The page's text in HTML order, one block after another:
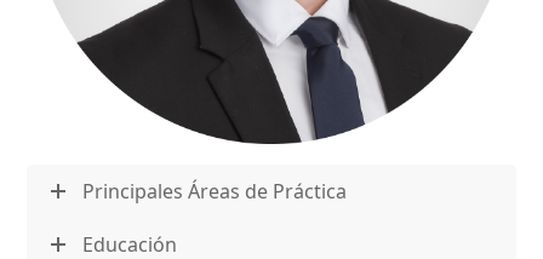
Principales Áreas de Práctica
Educación